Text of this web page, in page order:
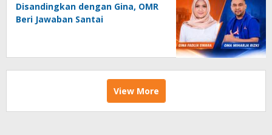
Disandingkan dengan Gina, OMR
Beri Jawaban Santai
View More